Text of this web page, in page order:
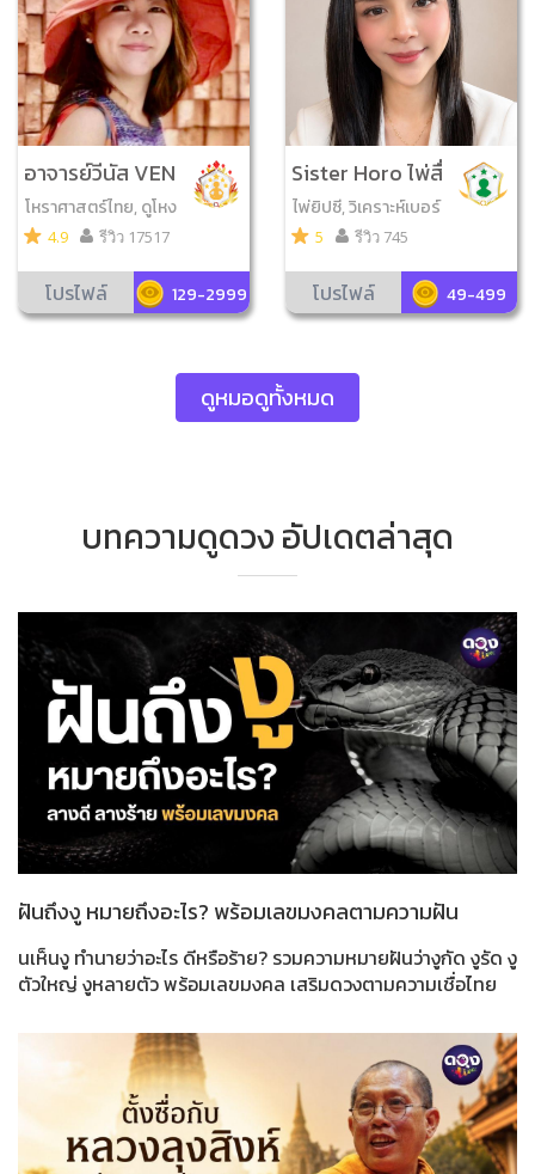
พ่ไขชะตาออราเคิล
อาจารย์วีนัส VEN
US
โหราศาสตร์ไทย, ดูโหง
วเฮ้ง, วิเคราะห์เบอร์มือ
กษ์มงคล, ดูเลขมงคล,
ไพ่ความรัก, สิบลัคนา, ไ
4.9 รีวิว 17517
โปรไฟล์ 129-2999
Sister Horo ไพ่สื่
อคำตอบ
ไพ่ยิปซี, วิเคราะห์เบอร์
มือถือ, ไพ่ออราเคิล, ไพ่
คล, ดูเลขมงคล, ตั้งชื่อ
มงคล
5 รีวิว 745
โปรไฟล์ 49-499
ดูหมอดูทั้งหมด
บทความดูดวง อัปเดตล่าสุด
ฝันถึงงู หมายถึงอะไร? พร้อมเลขมงคลตามความฝัน
นเห็นงู ทำนายว่าอะไร ดีหรือร้าย? รวมความหมายฝันว่างูกัด งูรัด งู
ตัวใหญ่ งูหลายตัว พร้อมเลขมงคล เสริมดวงตามความเชื่อไทย